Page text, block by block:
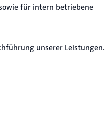
für intern betriebene
unserer Leistungen.